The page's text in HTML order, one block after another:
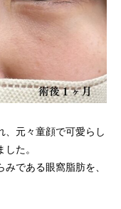
、元々童顔で可愛らし
た。
である眼窩脂肪を、